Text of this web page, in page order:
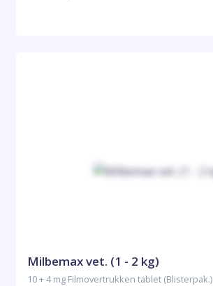
Milbemax vet. (1 - 2 kg)
10 + 4 mg Filmovertrukken tablet (Blisterpak.)